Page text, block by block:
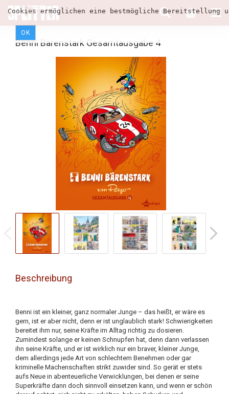
Cookies ermöglichen eine bestmögliche
OK
Benni Bärenstark Gesamtausgabe 4
Beschreibung
Benni ist ein kleiner, ganz normaler Junge – das heißt, er wäre es
gern, ist er aber nicht, denn er ist unglaublich stark! Schwierigkeiten
bereitet ihm nur, seine Kräfte im Alltag richtig zu dosieren.
Zumindest solange er keinen Schnupfen hat, denn dann verlassen
ihn seine Kräfte, und er ist wirklich nur ein braver, kleiner Junge,
dem allerdings jede Art von schlechtem Benehmen oder gar
kriminelle Machenschaften strikt zuwider sind. So gerät er stets
aufs Neue in abenteuerliche Verwicklungen, bei denen er seine
Superkräfte dann doch sinnvoll einsetzen kann, und wenn er schön